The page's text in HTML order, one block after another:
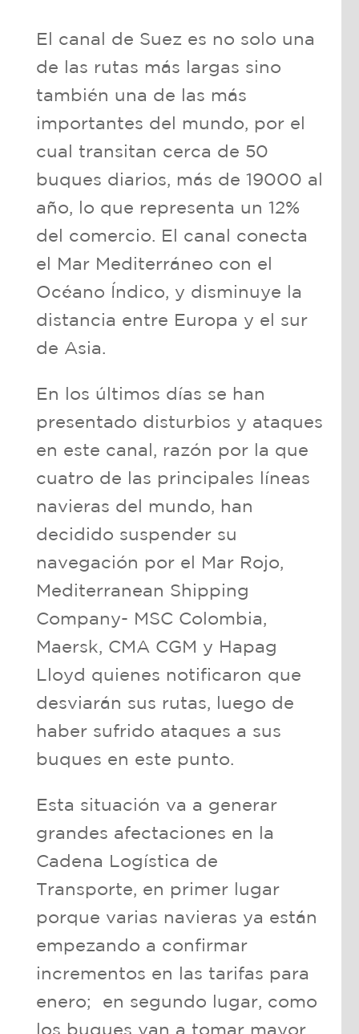
El canal de Suez es no solo una
de las rutas más largas sino
también una de las más
importantes del mundo, por el
cual transitan cerca de 50
buques diarios, más de 19000 al
año, lo que representa un 12%
del comercio. El canal conecta
el Mar Mediterráneo con el
Océano Índico, y disminuye la
distancia entre Europa y el sur
de Asia.
En los últimos días se han
presentado disturbios y ataques
en este canal, razón por la que
cuatro de las principales líneas
navieras del mundo, han
decidido suspender su
navegación por el Mar Rojo,
Mediterranean Shipping
Company- MSC Colombia,
Maersk, CMA CGM y Hapag
Lloyd quienes notificaron que
desviarán sus rutas, luego de
haber sufrido ataques a sus
buques en este punto.
Esta situación va a generar
grandes afectaciones en la
Cadena Logística de
Transporte, en primer lugar
porque varias navieras ya están
empezando a confirmar
incrementos en las tarifas para
enero; en segundo lugar, como
los buques van a tomar mayor